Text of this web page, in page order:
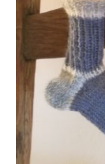
Über
Service
Kontakt